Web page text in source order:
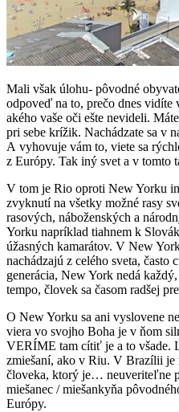
Mali však úlohu- pôvodné
odpoveď na to, prečo dnes vidíte
akého vaše oči ešte nevideli.
pri sebe krížik. Nachádzate sa v
A vyhovuje vám to, viete sa
z Európy. Tak iný svet a v tomto
V tom je Rio oproti New Yorku
zvyknutí na všetky možné rasy
rasových, náboženských a
Yorku napríklad tiahnem k
úžasných kamarátov. V New
nachádzajú z celého sveta, často
generácia, New York nedá
tempo, človek sa časom radšej
O New Yorku sa ani vyslovene
viera vo svojho Boha je v ňom
VERÍME tam cítiť je a to všade.
zmiešaní, ako v Riu. V Brazílii je
človeka, ktorý je… neuveriteľne
miešanec / miešankyňa
Európy.